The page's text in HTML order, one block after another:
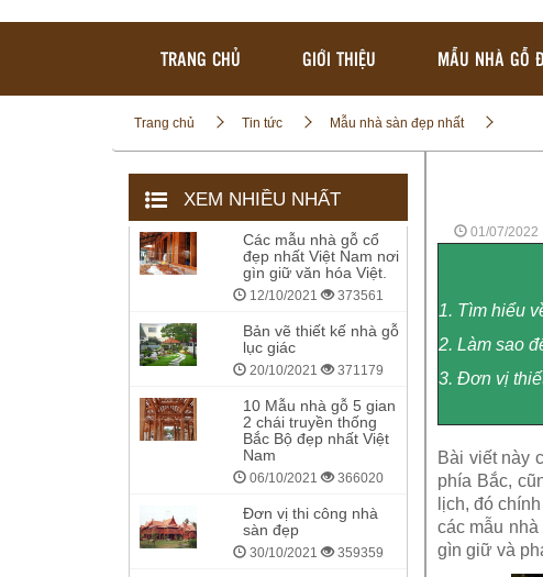
TRANG CHỦ GIỚI THIỆU MẪU NHÀ GỖ
Trang chủ Tin tức Mẫu nhà sàn đẹp nhất
XEM NHIỀU NHẤT
Các mẫu nhà gỗ cổ
đẹp nhất Việt Nam nơi
gìn giữ văn hóa Việt.
12/10/2021 373561
Bản vẽ thiết kế nhà gỗ
lục giác
20/10/2021 371179
10 Mẫu nhà gỗ 5 gian
2 chái truyền thống
Bắc Bộ đẹp nhất Việt
Nam
06/10/2021 366020
Đơn vị thi công nhà
sàn đẹp
30/10/2021 359359
01/07/2022
1. Tìm hiểu
2. Làm sao
3. Đơn vị
Bài viết này
phía Bắc,
lịch, đó
các mẫu
gìn giữ và